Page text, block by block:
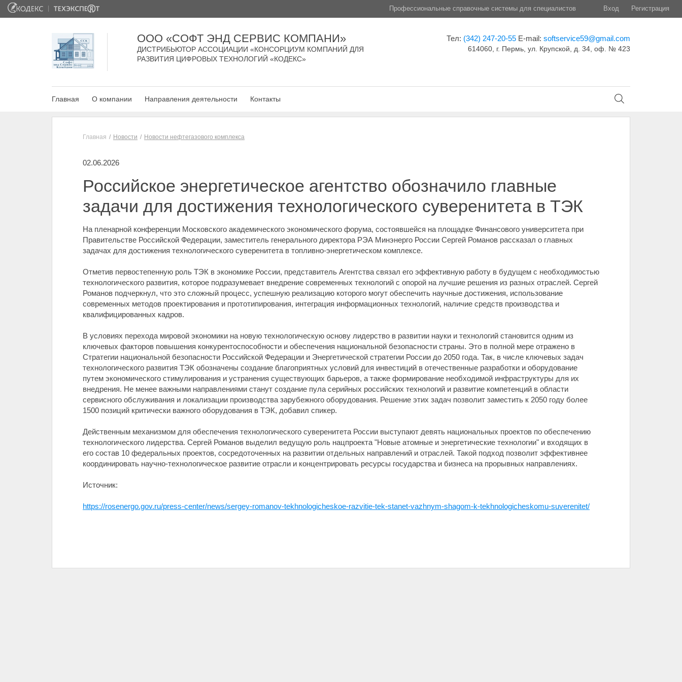
Профессиональные справочные системы для специалистов Вход Регистрация
ООО «СОФТ ЭНД СЕРВИС КОМПАНИ»
ДИСТРИБЬЮТОР АССОЦИАЦИИ «КОНСОРЦИУМ КОМПАНИЙ ДЛЯ
РАЗВИТИЯ ЦИФРОВЫХ ТЕХНОЛОГИЙ «КОДЕКС»
Тел: (342) 247-20-55 E-mail: softservice59@gmail.com
614060, г. Пермь, ул. Крупской, д. 34, оф. № 423
Главная О компании Направления деятельности Контакты
Главная Новости Новости нефтегазового комплекса
02.06.2026
Российское энергетическое агентство обозначило главные
задачи для достижения технологического суверенитета в ТЭК
На пленарной конференции Московского академического экономического форума, состоявшейся на площадке Финансового университета при
Правительстве Российской Федерации, заместитель генерального директора РЭА Минэнерго России Сергей Романов рассказал о главных
задачах для достижения технологического суверенитета в топливно-энергетическом комплексе.
Отметив первостепенную роль ТЭК в экономике России, представитель Агентства связал его эффективную работу в будущем с необходимостью
технологического развития, которое подразумевает внедрение современных технологий с опорой на лучшие решения из разных отраслей. Сергей
Романов подчеркнул, что это сложный процесс, успешную реализацию которого могут обеспечить научные достижения, использование
современных методов проектирования и прототипирования, интеграция информационных технологий, наличие средств производства и
квалифицированных кадров.
В условиях перехода мировой экономики на новую технологическую основу лидерство в развитии науки и технологий становится одним из
ключевых факторов повышения конкурентоспособности и обеспечения национальной безопасности страны. Это в полной мере отражено в
Стратегии национальной безопасности Российской Федерации и Энергетической стратегии России до 2050 года. Так, в числе ключевых задач
технологического развития ТЭК обозначены создание благоприятных условий для инвестиций в отечественные разработки и оборудование
путем экономического стимулирования и устранения существующих барьеров, а также формирование необходимой инфраструктуры для их
внедрения. Не менее важными направлениями станут создание пула серийных российских технологий и развитие компетенций в области
сервисного обслуживания и локализации производства зарубежного оборудования. Решение этих задач позволит заместить к 2050 году более
1500 позиций критически важного оборудования в ТЭК, добавил спикер.
Действенным механизмом для обеспечения технологического суверенитета России выступают девять национальных проектов по обеспечению
технологического лидерства. Сергей Романов выделил ведущую роль нацпроекта "Новые атомные и энергетические технологии" и входящих в
его состав 10 федеральных проектов, сосредоточенных на развитии отдельных направлений и отраслей. Такой подход позволит эффективнее
координировать научно-технологическое развитие отрасли и концентрировать ресурсы государства и бизнеса на прорывных направлениях.
Источник:
https://rosenergo.gov.ru/press-center/news/sergey-romanov-tekhnologicheskoe-razvitie-tek-stanet-vazhnym-shagom-k-tekhnologicheskomu-suverenitet/